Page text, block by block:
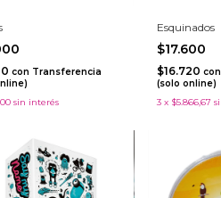
con Transferencia
sin interés
Esquinados
$17.600
$16.720 con
(solo online)
3 x $5.866,67